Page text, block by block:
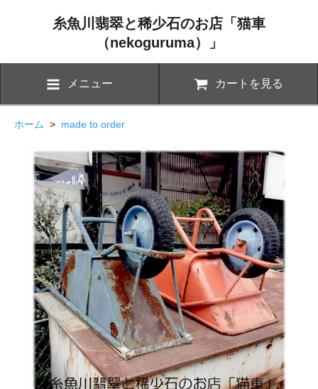
糸魚川翡翠と稀少石のお店「猫車
（nekoguruma）」
メニュー カートを見る
ホーム > made to order